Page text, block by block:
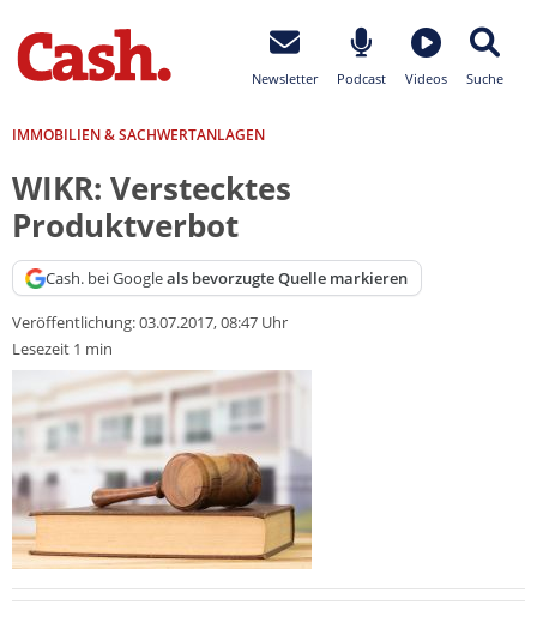
Newsletter Podcast Videos Suche
IMMOBILIEN & SACHWERTANLAGEN
WIKR: Verstecktes
Produktverbot
Cash. bei Googleals bevorzugte Quelle markieren
Veröffentlichung:03.07.2017, 08:47 Uhr
Lesezeit 1 min